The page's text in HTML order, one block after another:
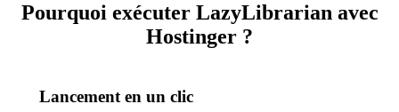
Pourquoi exécuter LazyLibrarian avec
Hostinger ?
Lancement en un clic